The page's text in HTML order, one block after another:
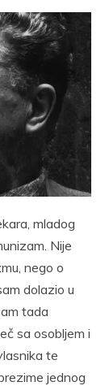
mladog
Nije
nego o
dolazio u
tada
sa osobljem i
te
jednog